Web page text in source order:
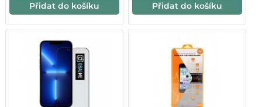
Přidat do košíku Přidat do košíku